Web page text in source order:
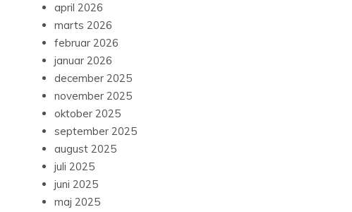
april 2026
marts 2026
februar 2026
januar 2026
december 2025
november 2025
oktober 2025
september 2025
august 2025
juli 2025
juni 2025
maj 2025